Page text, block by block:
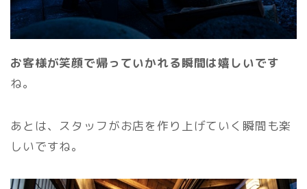
お客様が笑顔で帰っていかれる瞬間は嬉しいです
ね。
あとは、スタッフがお店を作り上げていく瞬間も楽
しいですね。